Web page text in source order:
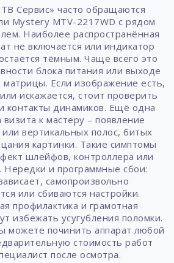
Сервис» часто обращаются
Mystery MTV-2217WD с рядом
Наиболее распространённая
не включается или индикатор
тёмным. Чаще всего это
блока питания или выходе
матрицы. Если изображение есть,
искажается, стоит проверить
контакты динамиков. Ещё одна
визита к мастеру – появление
вертикальных полос, битых
картинки. Такие симптомы
шлейфов, контроллера или
Нередки и программные сбои:
самопроизвольно
или сбиваются настройки.
профилактика и грамотная
избежать усугубления поломки.
можете починить аппарат любой
стоимость работ
после осмотра.